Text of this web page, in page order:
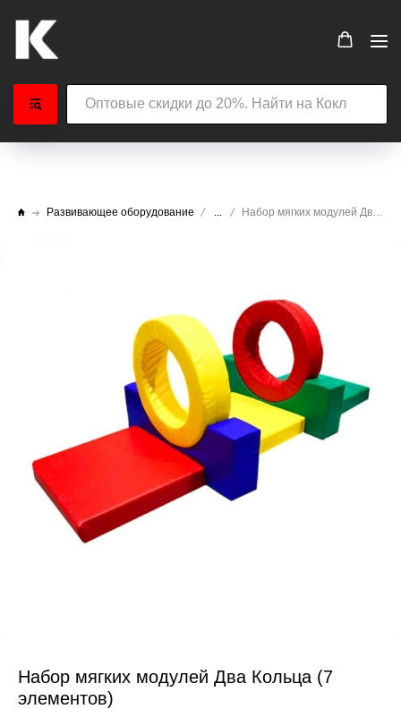
Развивающее оборудование ... Набор мягких модулей Два Кольца (7 элементов)
Набор мягких модулей Два Кольца (7
элементов)